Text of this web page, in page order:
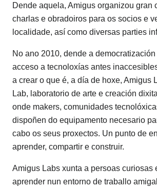
Dende aquela, Amigus organizou gran
charlas e obradoiros para os socios e
localidade, así como diversas parties
No ano 2010, dende a
acceso a tecnoloxías antes
a crear o que é, a día de hoxe, Amigus
Lab, laboratorio de arte e creación
onde makers, comunidades
dispoñen do equipamento necesario
cabo os seus proxectos. Un punto de
aprender, compartir e construir.
Amigus Labs xunta a persoas curiosas
aprender nun entorno de traballo